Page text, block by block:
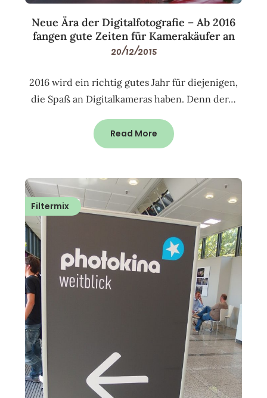
Neue Ära der Digitalfotografie – Ab 2016
fangen gute Zeiten für Kamerakäufer an
20/12/2015
2016 wird ein richtig gutes Jahr für diejenigen,
die Spaß an Digitalkameras haben. Denn der…
Read More
Filtermix